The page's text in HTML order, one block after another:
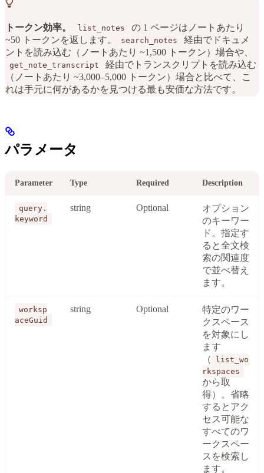
トークン効率。 list_notes
の 1 ページはノートあたり
~50 トークンを返します。
search_notes
経由でドキュメ
ントを読み込む（ノートあたり ~1,500 トークン）場合や、
get_note_transcript
経由でトランスクリプトを読み込む
（ノートあたり ~3,000–5,000 トークン）場合と比べて、こ
れは手元に何があるかを見つける最も安価な方法です。
パラメータ
Parameter Type Required Description
query.
keyword
string Optional
オプション
のキーワー
ド。指定す
ると全文検
索の関連度
で並べ替え
ます。
worksp
aceGuid
string Optional
特定のワー
クスペース
を対象にし
ます
（
list_wo
rkspaces
から取
得）。省略
するとアク
セス可能な
すべてのワ
ークスペー
スを検索し
ます。